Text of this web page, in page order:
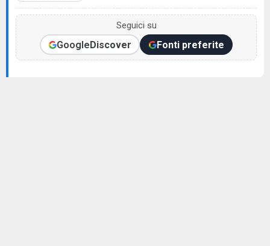
Seguici su
GoogleDiscover Fonti preferite